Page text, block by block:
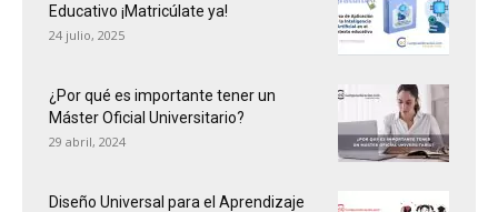
Educativo ¡Matricúlate ya!
24 julio, 2025
¿Por qué es importante tener un
Máster Oficial Universitario?
29 abril, 2024
Diseño Universal para el Aprendizaje